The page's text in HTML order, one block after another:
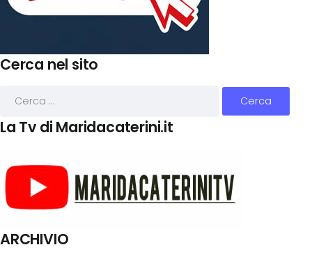
Cerca nel sito
La Tv di Maridacaterini.it
ARCHIVIO